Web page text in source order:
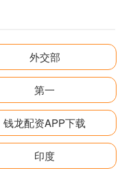
外交部
第一
钱龙配资APP下载
印度